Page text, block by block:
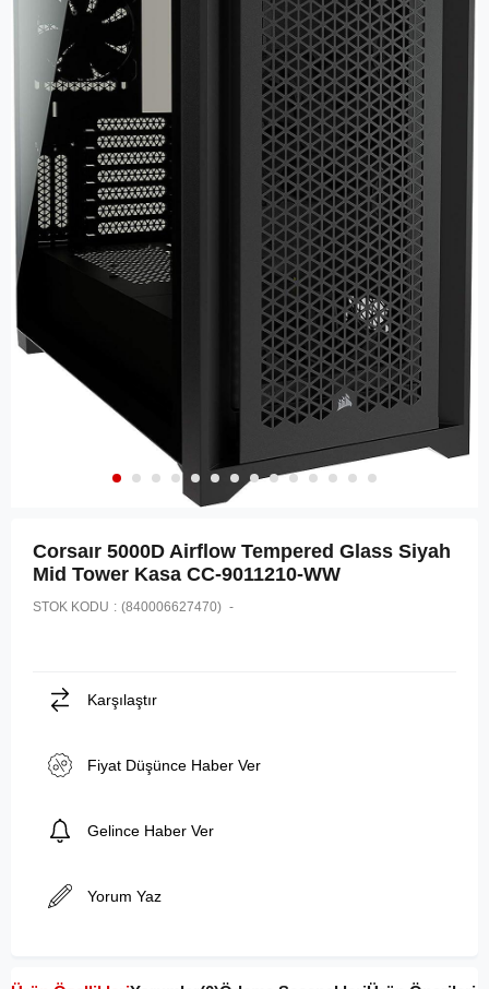
Corsaır 5000D Airflow Tempered Glass Siyah
Mid Tower Kasa CC-9011210-WW
STOK KODU (840006627470)
Karşılaştır
Fiyat Düşünce Haber Ver
Gelince Haber Ver
Yorum Yaz